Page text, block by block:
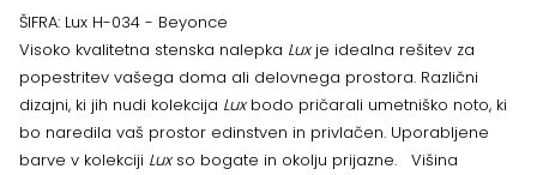
-
količina
ŠIFRA: Lux H-034 - Beyonce
Visoko kvalitetna stenska nalepka Luxje idealna rešitev za
popestritev vašega doma ali delovnega prostora. Različni
dizajni, ki jih nudi kolekcija Luxbodo pričarali umetniško noto, ki
bo naredila vaš prostor edinstven in privlačen. Uporabljene
barve v kolekciji Luxso bogate in okolju prijazne. Višina